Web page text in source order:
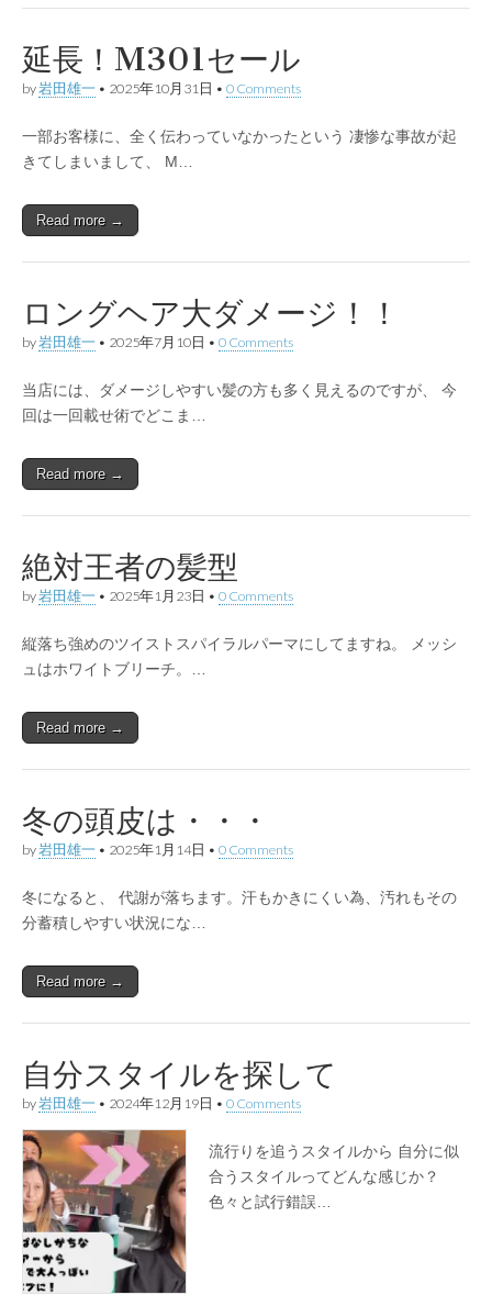
延長！M301セール
by岩田雄一 • 2025年10月31日 • 0 Comments
一部お客様に、全く伝わっていなかったという 凄惨な事故が起
きてしまいまして、 M…
Read more →
ロングヘア大ダメージ！！
by岩田雄一 • 2025年7月10日 • 0 Comments
当店には、ダメージしやすい髪の方も多く見えるのですが、 今
回は一回載せ術でどこま…
Read more →
絶対王者の髪型
by岩田雄一 • 2025年1月23日 • 0 Comments
縦落ち強めのツイストスパイラルパーマにしてますね。 メッシ
ュはホワイトブリーチ。…
Read more →
冬の頭皮は・・・
by岩田雄一 • 2025年1月14日 • 0 Comments
冬になると、 代謝が落ちます。汗もかきにくい為、汚れもその
分蓄積しやすい状況にな…
Read more →
自分スタイルを探して
by岩田雄一 • 2024年12月19日 • 0 Comments
流行りを追うスタイルから 自分に似
合うスタイルってどんな感じか？
色々と試行錯誤…